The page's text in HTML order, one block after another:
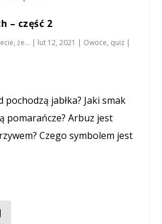
– część 2
że... | lut 12, 2021 | Owoce, quiz |
pochodzą jabłka? Jaki smak
pomarańcze? Arbuz jest
Czego symbolem jest